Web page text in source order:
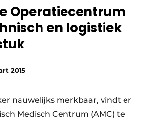
Operatiecentrum
en logistiek
2015
nauwelijks merkbaar, vindt er
Medisch Centrum (AMC) te